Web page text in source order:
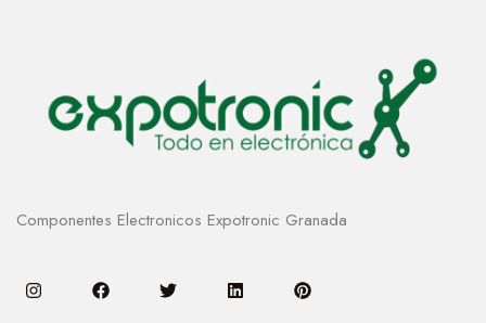
Componentes Electronicos Expotronic Granada